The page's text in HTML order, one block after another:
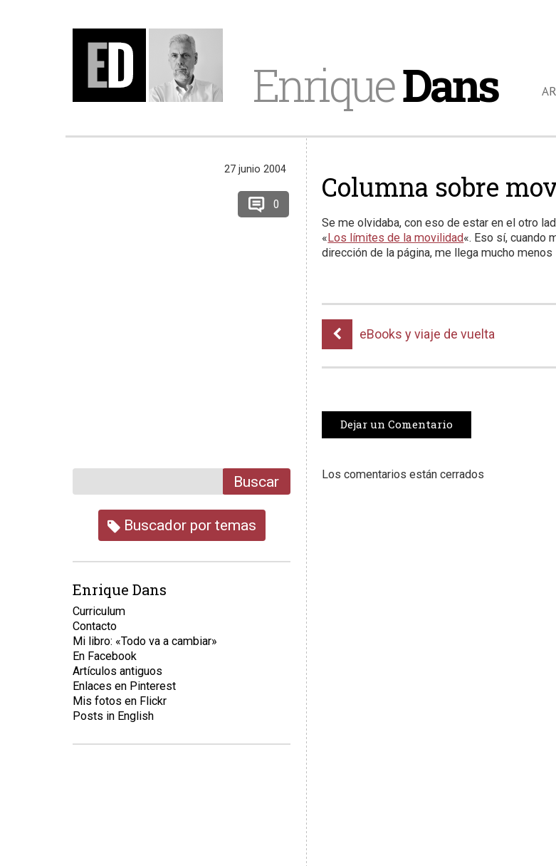
EnriqueDans
Columna sobre
Se me olvidaba, con eso de estar en el otro
«Los límites de la movilidad«. Eso sí, cuando
dirección de la página, me llega mucho menos
eBooks y viaje de vuelta
Dejar un Comentario
Los comentarios están cerrados
27 junio 2004
0
Buscar
Buscador por temas
Enrique Dans
Curriculum
Contacto
Mi libro: «Todo va a cambiar»
En Facebook
Artículos antiguos
Enlaces en Pinterest
Mis fotos en Flickr
Posts in English